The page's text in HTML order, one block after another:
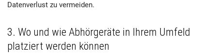
Datenverlust zu vermeiden.
3. Wo und wie Abhörgeräte in Ihrem Umfeld
platziert werden können